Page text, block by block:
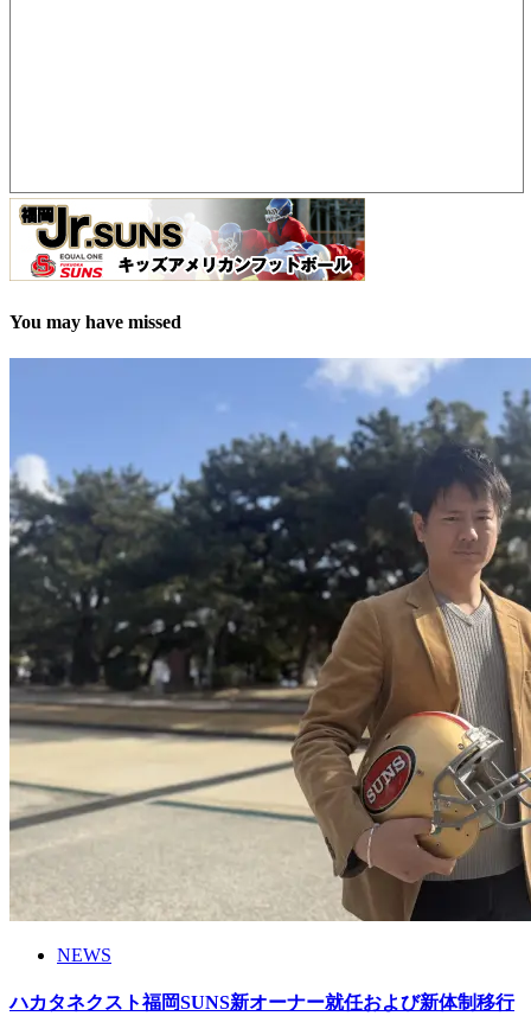
You may have missed
NEWS
ハカタネクスト福岡SUNS新オーナー就任および新体制移行